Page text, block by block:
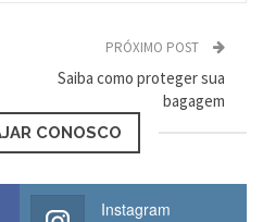
quadrados abriga
assim como
ao próprio
PRÓXIMO POST
Saiba como proteger sua
bagagem
CONOSCO
Instagram